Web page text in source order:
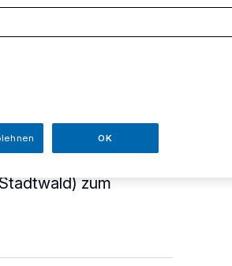
gratuliert den
Christian Untrieser
Strässer
zum
OK